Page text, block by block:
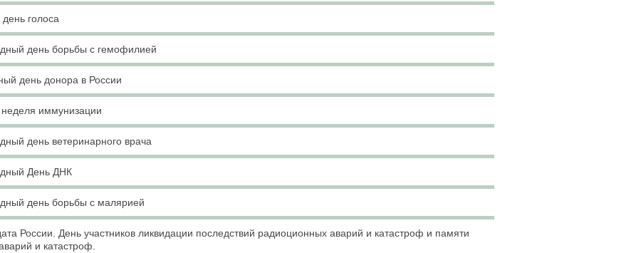
голоса
день борьбы с гемофилией
день донора в России
иммунизации
день ветеринарного врача
День ДНК
день борьбы с малярией
России. День участников ликвидации последствий радиоционных аварий и катастроф и памяти
и катастроф.